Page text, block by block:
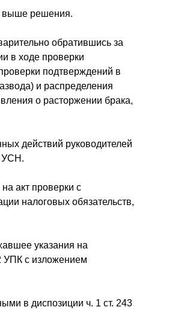
выше решения.
обратившись за
в ходе проверки
подтверждений в
и распределения
о расторжении брака,
действий руководителей
УСН.
акт проверки с
налоговых обязательств,
указания на
УПК с изложением
в диспозиции ч. 1 ст. 243